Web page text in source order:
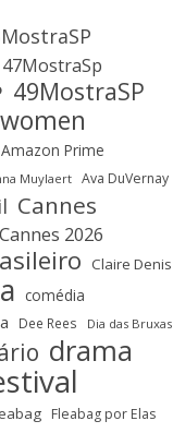
47MostraSp
49MostraSP
Amazon Prime
Muylaert Ava DuVernay
Cannes
Cannes 2026
Claire Denis
comédia
Dee Rees Dia das Bruxas
drama
Fleabag por Elas